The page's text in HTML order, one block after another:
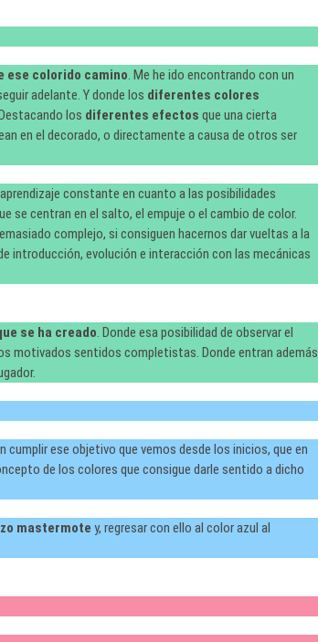
ese colorido camino. Me he ido encontrando con un
adelante. Y donde los diferentes colores
los diferentes efectos que una cierta
en el decorado, o directamente a causa de otros ser
constante en cuanto a las posibilidades
se centran en el salto, el empuje o el cambio de color.
complejo, si consiguen hacernos dar vueltas a la
introducción, evolución e interacción con las mecánicas
se ha creado. Donde esa posibilidad de observar el
motivados sentidos completistas. Donde entran además
ese objetivo que vemos desde los inicios, que en
de los colores que consigue darle sentido a dicho
mastermote y, regresar con ello al color azul al